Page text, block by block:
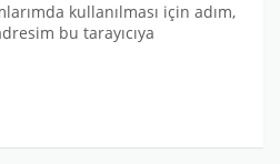
kullanılması için adım,
bu tarayıcıya